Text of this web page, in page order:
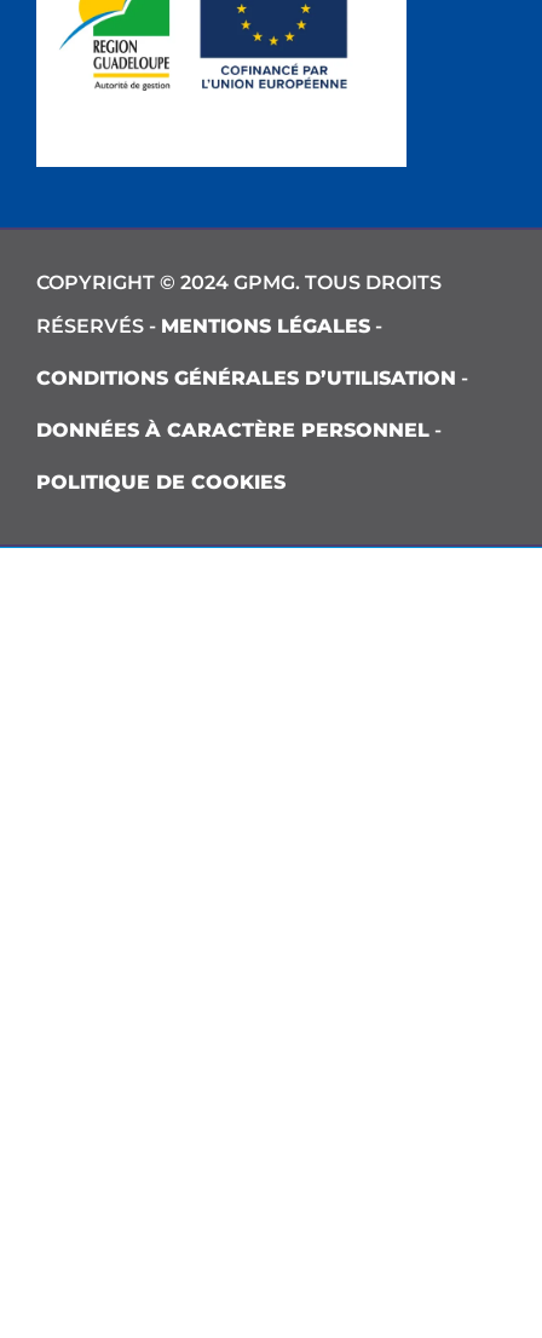
COPYRIGHT © 2024 GPMG. TOUS DROITS
RÉSERVÉS - MENTIONS LÉGALES -
CONDITIONS GÉNÉRALES D’UTILISATION -
DONNÉES À CARACTÈRE PERSONNEL -
POLITIQUE DE COOKIES